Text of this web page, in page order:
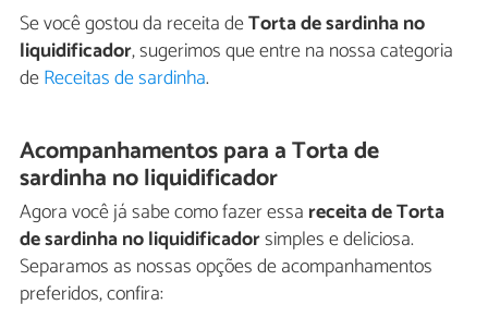
Se você gostou da receita deTorta de sardinha no
liquidificador, sugerimos que entre na nossa categoria
deReceitas de sardinha.
Acompanhamentos para a Torta de
sardinha no liquidificador
Agora você já sabe como fazer essa receita de Torta
de sardinha no liquidificadorsimples e deliciosa.
Separamos as nossas opções de acompanhamentos
preferidos, confira: